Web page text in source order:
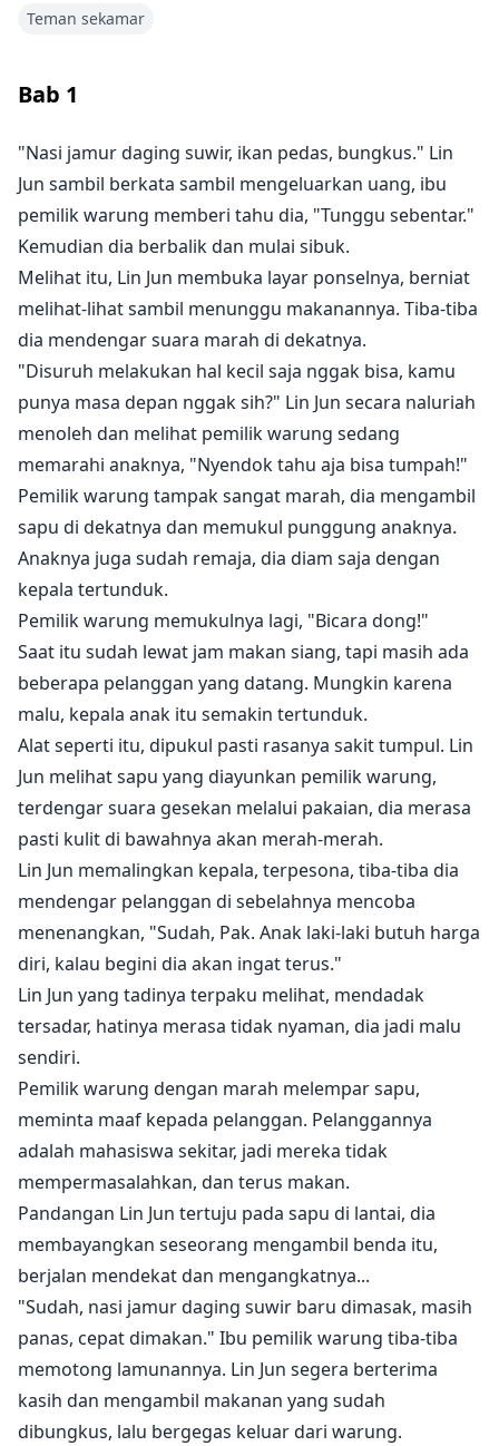
seseorang yang dia temui setiap hari, teman
rumah, Shen Zhi Ci.
Teman sekamar
Bab 1
"Nasi jamur daging suwir, ikan pedas, bungkus." Lin
Jun sambil berkata sambil mengeluarkan uang, ibu
pemilik warung memberi tahu dia, "Tunggu sebentar."
Kemudian dia berbalik dan mulai sibuk.
Melihat itu, Lin Jun membuka layar ponselnya, berniat
melihat-lihat sambil menunggu makanannya. Tiba-tiba
dia mendengar suara marah di dekatnya.
"Disuruh melakukan hal kecil saja nggak bisa, kamu
punya masa depan nggak sih?" Lin Jun secara naluriah
menoleh dan melihat pemilik warung sedang
memarahi anaknya, "Nyendok tahu aja bisa tumpah!"
Pemilik warung tampak sangat marah, dia mengambil
sapu di dekatnya dan memukul punggung anaknya.
Anaknya juga sudah remaja, dia diam saja dengan
kepala tertunduk.
Pemilik warung memukulnya lagi, "Bicara dong!"
Saat itu sudah lewat jam makan siang, tapi masih ada
beberapa pelanggan yang datang. Mungkin karena
malu, kepala anak itu semakin tertunduk.
Alat seperti itu, dipukul pasti rasanya sakit tumpul. Lin
Jun melihat sapu yang diayunkan pemilik warung,
terdengar suara gesekan melalui pakaian, dia merasa
pasti kulit di bawahnya akan merah-merah.
Lin Jun memalingkan kepala, terpesona, tiba-tiba dia
mendengar pelanggan di sebelahnya mencoba
menenangkan, "Sudah, Pak. Anak laki-laki butuh harga
diri, kalau begini dia akan ingat terus."
Lin Jun yang tadinya terpaku melihat, mendadak
tersadar, hatinya merasa tidak nyaman, dia jadi malu
sendiri.
Pemilik warung dengan marah melempar sapu,
meminta maaf kepada pelanggan. Pelanggannya
adalah mahasiswa sekitar, jadi mereka tidak
mempermasalahkan, dan terus makan.
Pandangan Lin Jun tertuju pada sapu di lantai, dia
membayangkan seseorang mengambil benda itu,
berjalan mendekat dan mengangkatnya...
"Sudah, nasi jamur daging suwir baru dimasak, masih
panas, cepat dimakan." Ibu pemilik warung tiba-tiba
memotong lamunannya. Lin Jun segera berterima
kasih dan mengambil makanan yang sudah
dibungkus, lalu bergegas keluar dari warung.